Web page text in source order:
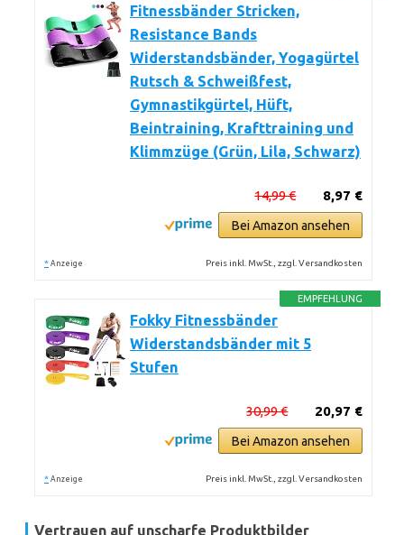
Fitnessbänder Stricken,
Resistance Bands
Widerstandsbänder, Yogagürtel
Rutsch & Schweißfest,
Gymnastikgürtel, Hüft,
Beintraining, Krafttraining und
Klimmzüge (Grün, Lila, Schwarz)
8,97 €
14,99 €
Bei Amazon ansehen
* Anzeige Preis inkl. MwSt., zzgl. Versandkosten
EMPFEHLUNG
Fokky Fitnessbänder
Widerstandsbänder mit 5
Stufen
20,97 €
30,99 €
Bei Amazon ansehen
* Anzeige Preis inkl. MwSt., zzgl. Versandkosten
Vertrauen auf unscharfe Produktbilder